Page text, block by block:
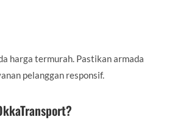
harga termurah. Pastikan armada
pelanggan responsif.